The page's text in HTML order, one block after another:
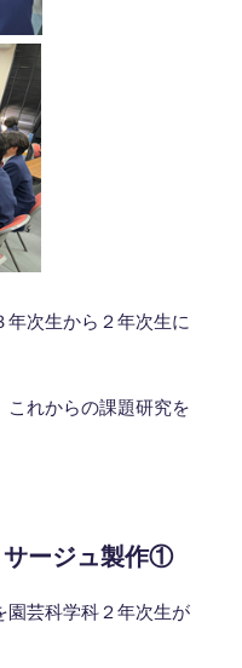
年次生から２年次生に
これからの課題研究を
ージュ製作①
園芸科学科２年次生が